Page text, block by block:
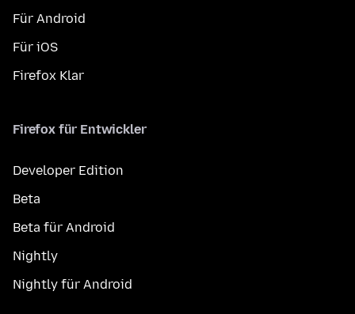
Für Android
Für iOS
Firefox Klar
Firefox für Entwickler
Developer Edition
Beta
Beta für Android
Nightly
Nightly für Android